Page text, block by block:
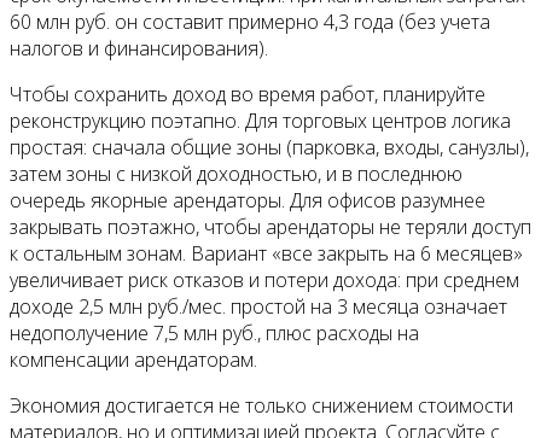
60 млн руб. он составит примерно 4,3 года (без учета
налогов и финансирования).
Чтобы сохранить доход во время работ, планируйте
реконструкцию поэтапно. Для торговых центров логика
простая: сначала общие зоны (парковка, входы, санузлы),
затем зоны с низкой доходностью, и в последнюю
очередь якорные арендаторы. Для офисов разумнее
закрывать поэтажно, чтобы арендаторы не теряли доступ
к остальным зонам. Вариант «все закрыть на 6 месяцев»
увеличивает риск отказов и потери дохода: при среднем
доходе 2,5 млн руб./мес. простой на 3 месяца означает
недополучение 7,5 млн руб., плюс расходы на
компенсации арендаторам.
Экономия достигается не только снижением стоимости
материалов, но и оптимизацией проекта. Согласуйте с